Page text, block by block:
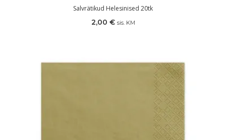
Salvrätikud Helesinised 20tk
2,00 € sis. KM